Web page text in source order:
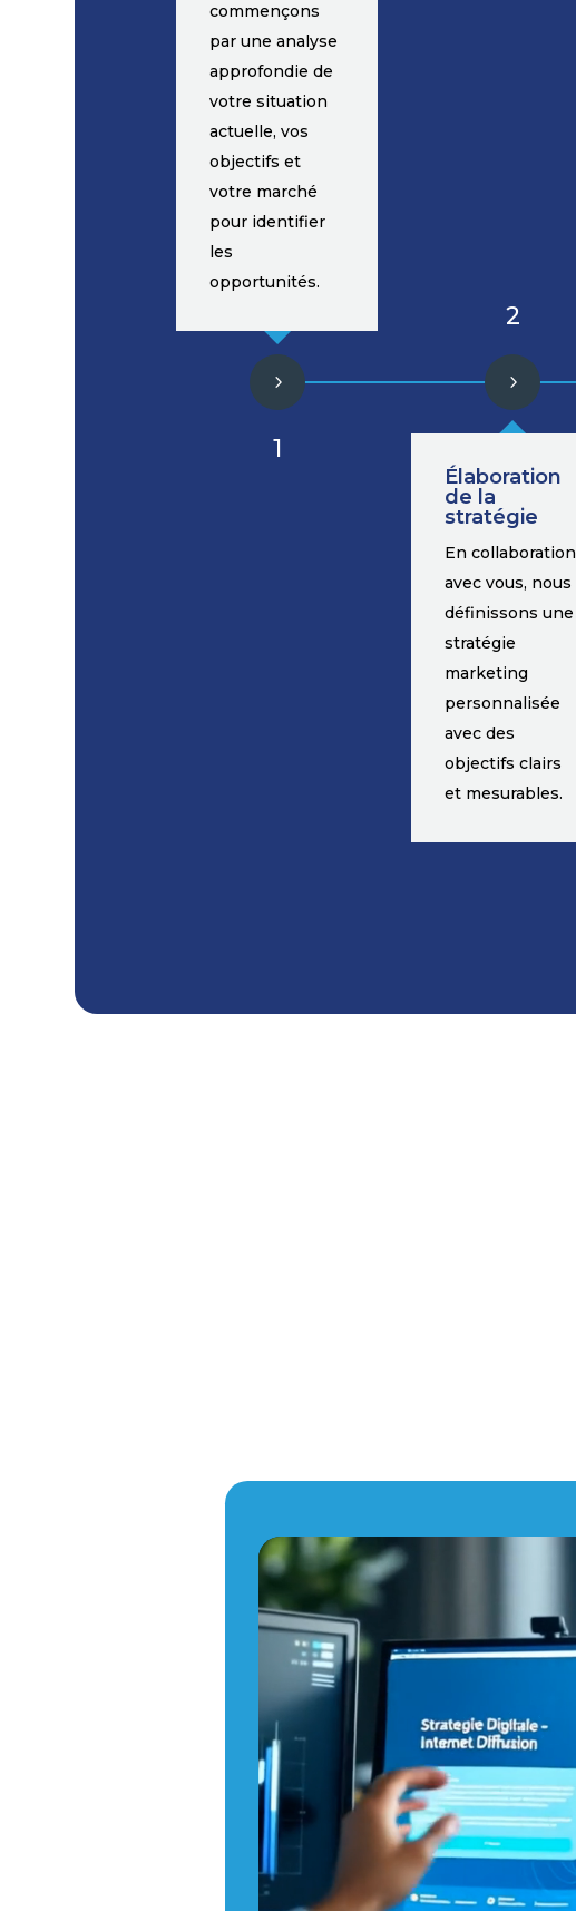
1
commençons
par une analyse
approfondie de
votre situation
actuelle, vos
objectifs et
votre marché
pour identifier
les
opportunités.
2
Élaboration
de la
stratégie
En collaboration
avec vous, nous
définissons une
stratégie
marketing
personnalisée
avec des
objectifs clairs
et mesurables.
Lecteur
vidéo